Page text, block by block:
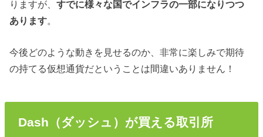
りますが、すでに様々な国でインフラの一部になりつつ
あります
今後どのような動きを見せるのか、非常に楽しみで期待
の持てる仮想通貨だということは間違いありません！
Dash（ダッシュ）が買える取引所